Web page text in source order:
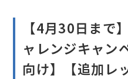
【4月30日まで
ャレンジキャン
向け】【追加レ